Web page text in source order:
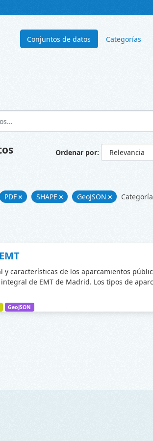
Conjuntos de datos Categorías
Ordenar por
PDF SHAPE GeoJSON
y características de los aparcamientos
de EMT de Madrid. Los tipos de
GeoJSON